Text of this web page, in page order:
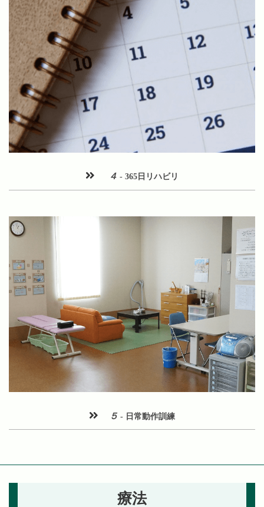
４ - 365日リハビリ
５ - 日常動作訓練
療法